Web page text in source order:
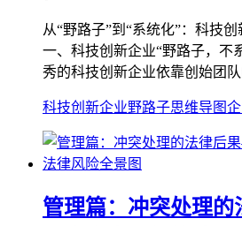
从“野路子”到“系统化”：科技
一、科技创新企业“野路子，不
秀的科技创新企业依靠创始团队
科技创新企业野路子思维导图
管理篇：冲突处理